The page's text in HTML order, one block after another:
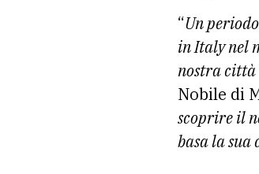
“Un
in Italy nel
nostra città
Nobile di
scoprire il
basa la sua